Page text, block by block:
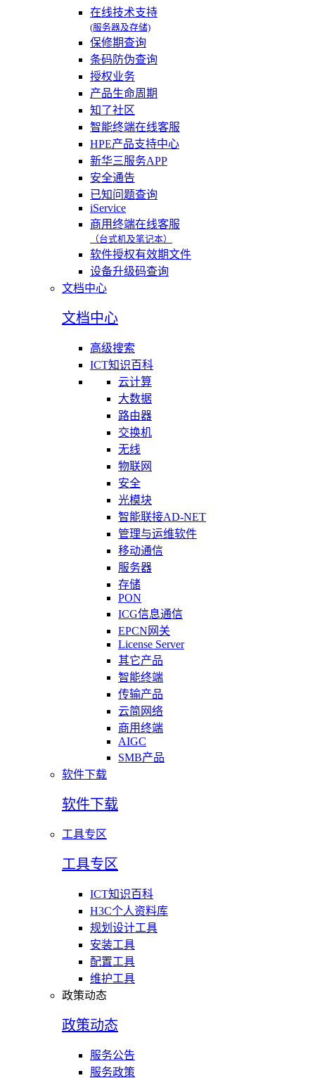
在线技术支持
(服务器及存储)
保修期查询
条码防伪查询
授权业务
产品生命周期
知了社区
智能终端在线客服
HPE产品支持中心
新华三服务APP
安全通告
已知问题查询
iService
商用终端在线客服
（台式机及笔记本）
软件授权有效期文件
设备升级码查询
文档中心
文档中心
高级搜索
ICT知识百科
云计算
大数据
路由器
交换机
无线
物联网
安全
光模块
智能联接AD-NET
管理与运维软件
移动通信
服务器
存储
PON
ICG信息通信
EPCN网关
License Server
其它产品
智能终端
传输产品
云简网络
商用终端
AIGC
SMB产品
软件下载
软件下载
工具专区
工具专区
ICT知识百科
H3C个人资料库
规划设计工具
安装工具
配置工具
维护工具
政策动态
政策动态
服务公告
服务政策